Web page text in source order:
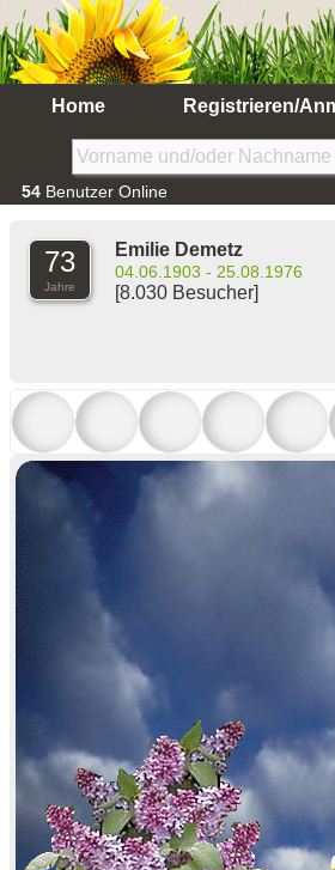
Home Registrieren/
54 Benutzer Online
73
Jahre
Emilie Demetz
04.06.1903 - 25.08.1976
[8.030 Besucher]